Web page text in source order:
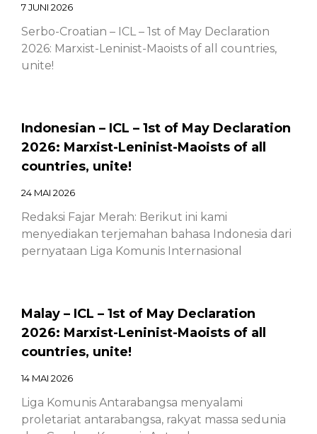
7 JUNI 2026
Serbo-Croatian – ICL – 1st of May Declaration
2026: Marxist-Leninist-Maoists of all countries,
unite!
Indonesian – ICL – 1st of May Declaration
2026: Marxist-Leninist-Maoists of all
countries, unite!
24 MAI 2026
Redaksi Fajar Merah: Berikut ini kami
menyediakan terjemahan bahasa Indonesia dari
pernyataan Liga Komunis Internasional
Malay – ICL – 1st of May Declaration
2026: Marxist-Leninist-Maoists of all
countries, unite!
14 MAI 2026
Liga Komunis Antarabangsa menyalami
proletariat antarabangsa, rakyat massa sedunia